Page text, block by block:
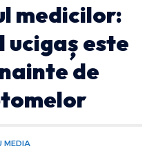
medicilor:
ucigaș este
de
MEDIA